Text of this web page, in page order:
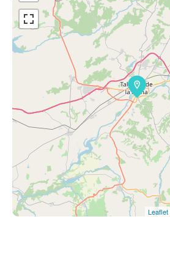
Leaflet